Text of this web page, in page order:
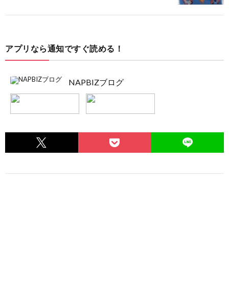
アプリなら通知ですぐ読める！
NAPBIZブログ